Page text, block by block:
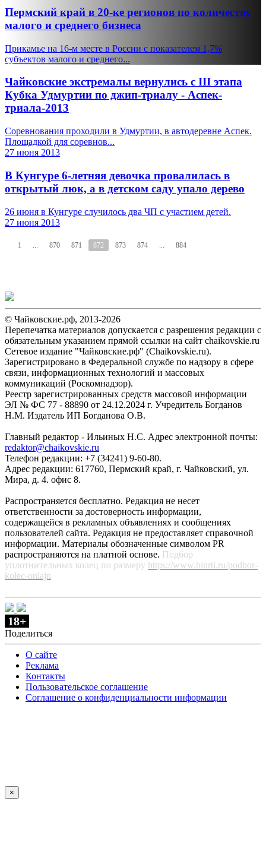
Пермский край в 20-ке регионов по количеству
малого и среднего бизнеса
Прикамье на 16-м месте в России с показателем 1,7%
субъектов малого и среднего...
Чайковские экстремалы вернулись с III этапа
Кубка Удмуртии по джип-триалу - Аспек-
триала-2013
Соревнования проходили в Удмуртии, в автодеревне Аспек.
Площадкой для соревнов...
27 июня 2013
В Кунгуре 6-летняя девочка провалилась в
открытый люк, а в детском саду упало дерево
26 июня в Кунгуре случилось два ЧП с участием детей.
27 июня 2013
1 870 871 872 873 874 884
© Чайковские.рф, 2013-2026
Перепечатка материалов допускается с разрешения редакции с
обязательным указанием прямой ссылки на сайт chaikovskie.ru
Сетевое издание "Чайковские.рф" (Chaikovskie.ru).
Зарегистрировано в Федеральной службе по надзору в сфере
связи, информационных технологий и массовых
коммуникаций (Роскомнадзор).
Реестр зарегистрированных средств массовой информации
ЭЛ № ФС 77 - 88890 от 24.12.2024 г. Учредитель Богданов
Н.М. Издатель ИП Богданова О.В.
Главный редактор - Ильиных Н.С. Адрес электронной почты:
redaktor@chaikovskie.ru
Телефон редакции: +7 (34241) 9-60-80.
Адрес редакции: 617760, Пермский край, г. Чайковский, ул.
Мира, д. 4. офис 8.
Распространяется бесплатно. Редакция не несет
ответственности за достоверность информации,
содержащейся в рекламных объявлениях и сообщениях
пользователей сайта. Редакция не предоставляет справочной
информации. Материалы обозначенные символом PR
распространяются на платной основе. Подбор
уплотнительных колец по размеру https://www.binrti.ru/podbor-
kolec-onlajn
18+
Поделиться
О сайте
Реклама
Контакты
Пользовательское соглашение
Соглашение о конфиденциальности информации
×